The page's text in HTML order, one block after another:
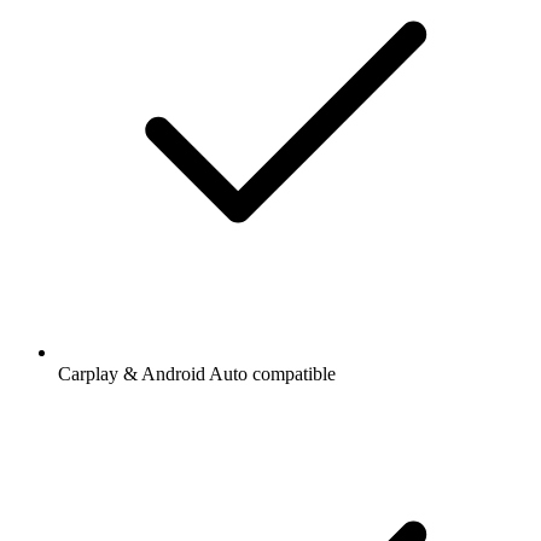
Carplay & Android Auto compatible